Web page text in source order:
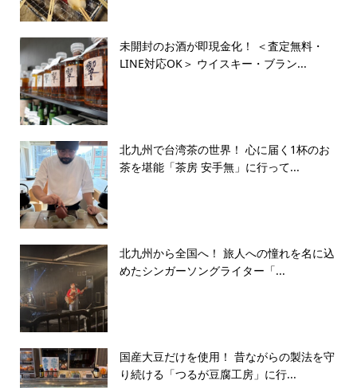
未開封のお酒が即現金化！ ＜査定無料・
LINE対応OK＞ ウイスキー・ブラン...
北九州で台湾茶の世界！ 心に届く1杯のお
茶を堪能「茶房 安手無」に行って...
北九州から全国へ！ 旅人への憧れを名に込
めたシンガーソングライター「...
国産大豆だけを使用！ 昔ながらの製法を守
り続ける「つるが豆腐工房」に行...